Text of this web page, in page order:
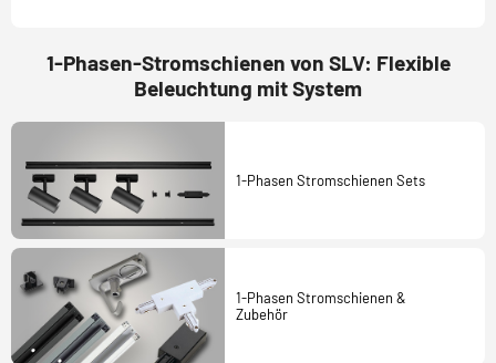
1-Phasen-Stromschienen von SLV: Flexible
Beleuchtung mit System
1-Phasen Stromschienen Sets
1-Phasen Stromschienen &
Zubehör